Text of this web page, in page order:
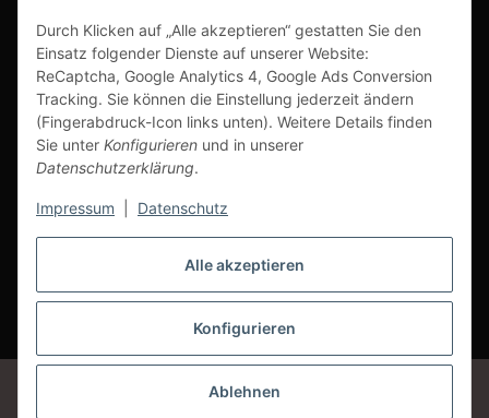
Alle akzeptieren
Konfigurieren
Ablehnen
Durch Klicken auf „Alle akzeptieren“ gestatten Sie den
Einsatz folgender Dienste auf unserer Website:
ReCaptcha, Google Analytics 4, Google Ads Conversion
Tracking. Sie können die Einstellung jederzeit ändern
(Fingerabdruck-Icon links unten). Weitere Details finden
Sie unter Konfigurieren und in unserer
Datenschutzerklärung.
Impressum Datenschutz
Vertrag widerrufen
* Alle Preise inkl. gesetzlicher USt., zzgl.Versand
Google Analytics deaktivieren Status: Opt-Out-Cookie ist nicht gesetzt